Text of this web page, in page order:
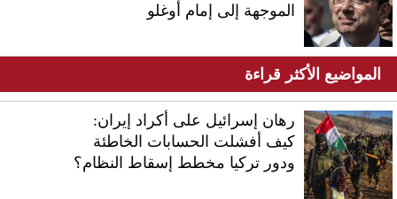
الموجهة إلى إمام أوغلو
المواضيع الأكثر قراءة
رهان إسرائيل على أكراد إيران:
كيف أفشلت الحسابات الخاطئة
ودور تركيا مخطط إسقاط النظام؟